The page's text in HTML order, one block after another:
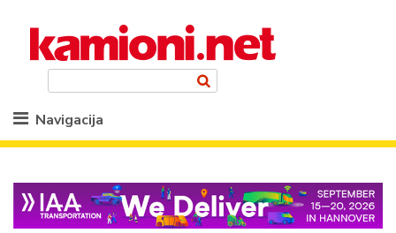
Navigacija